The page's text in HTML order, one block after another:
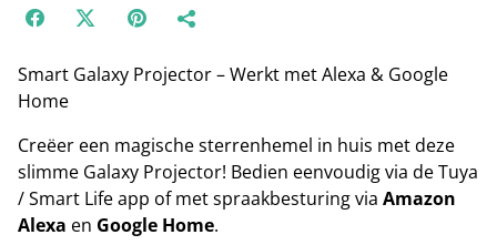
Smart Galaxy Projector – Werkt met Alexa & Google
Home
Creëer een magische sterrenhemel in huis met deze
slimme Galaxy Projector! Bedien eenvoudig via de Tuya
/ Smart Life app of met spraakbesturing via Amazon
Alexa en Google Home.